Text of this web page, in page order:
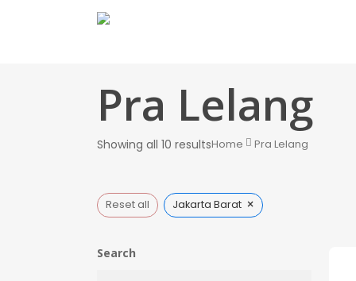
Pra Lelang
Showing all 10 resultsHome Pra Lelang
Reset all Jakarta Barat ×
Search